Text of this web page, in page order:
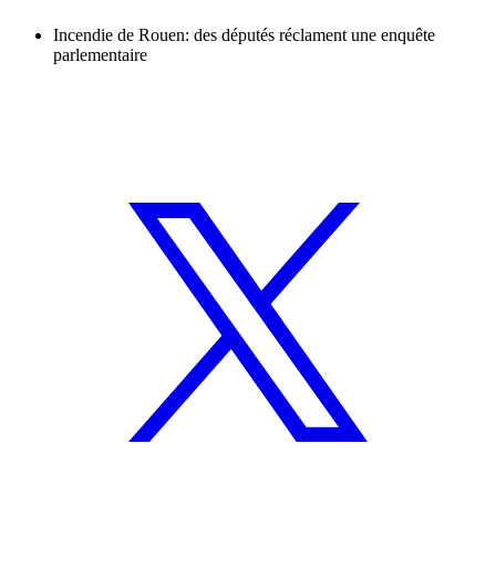
Incendie de Rouen: des députés réclament une enquête
parlementaire